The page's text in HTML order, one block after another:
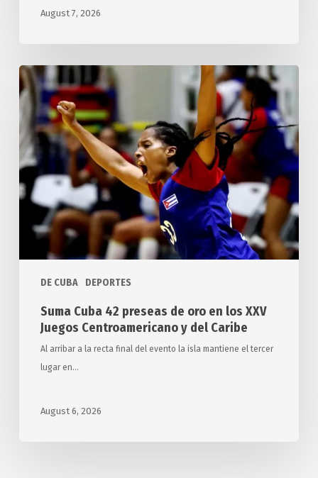
August 7, 2026
DE CUBA DEPORTES
Suma
Cuba
42
preseas
de
oro
en
los
Juegos
Centroamericano
CaribeSuma Cuba 42 preseas de oro en los XXV
Juegos Centroamericano y del Caribe
Al arribar a la recta final del evento la isla mantiene el tercer
lugar en…
August 6, 2026